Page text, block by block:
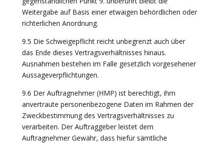
Weitergabe auf Basis einer etwaigen behördlichen oder
richterlichen Anordnung.
9.5 Die Schweigepflicht reicht unbegrenzt auch über
das Ende dieses Vertragsverhältnisses hinaus.
Ausnahmen bestehen im Falle gesetzlich vorgesehener
Aussageverpflichtungen.
9.6 Der Auftragnehmer (HMP) ist berechtigt, ihm
anvertraute personenbezogene Daten im Rahmen der
Zweckbestimmung des Vertragsverhältnisses zu
verarbeiten. Der Auftraggeber leistet dem
Auftragnehmer Gewähr, dass hiefür sämtliche